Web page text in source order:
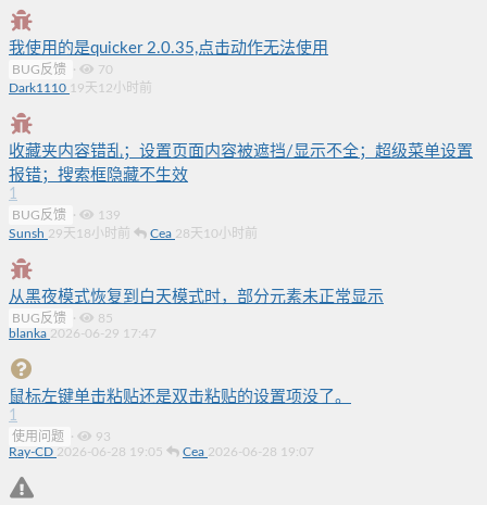
我使用的是quicker 2.0.35,点击动作无法使用
BUG反馈 ·
70
Dark1110 19天12小时前
收藏夹内容错乱；设置页面内容被遮挡/显示不全；超级菜单设置
报错；搜索框隐藏不生效
1
BUG反馈 ·
139
Sunsh 29天18小时前 Cea 28天10小时前
从黑夜模式恢复到白天模式时，部分元素未正常显示
BUG反馈 ·
85
blanka 2026-06-29 17:47
鼠标左键单击粘贴还是双击粘贴的设置项没了。
1
使用问题 ·
93
Ray-CD 2026-06-28 19:05 Cea 2026-06-28 19:07